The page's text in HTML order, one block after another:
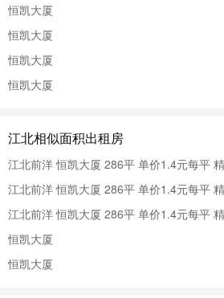
恒凯大厦
恒凯大厦
恒凯大厦
恒凯大厦
江北相似面积出租房
江北前洋 恒凯大厦 286平 单价1.4元每平
江北前洋 恒凯大厦 286平 单价1.4元每平
江北前洋 恒凯大厦 286平 单价1.4元每平
恒凯大厦
恒凯大厦